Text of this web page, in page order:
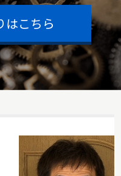
はこちら